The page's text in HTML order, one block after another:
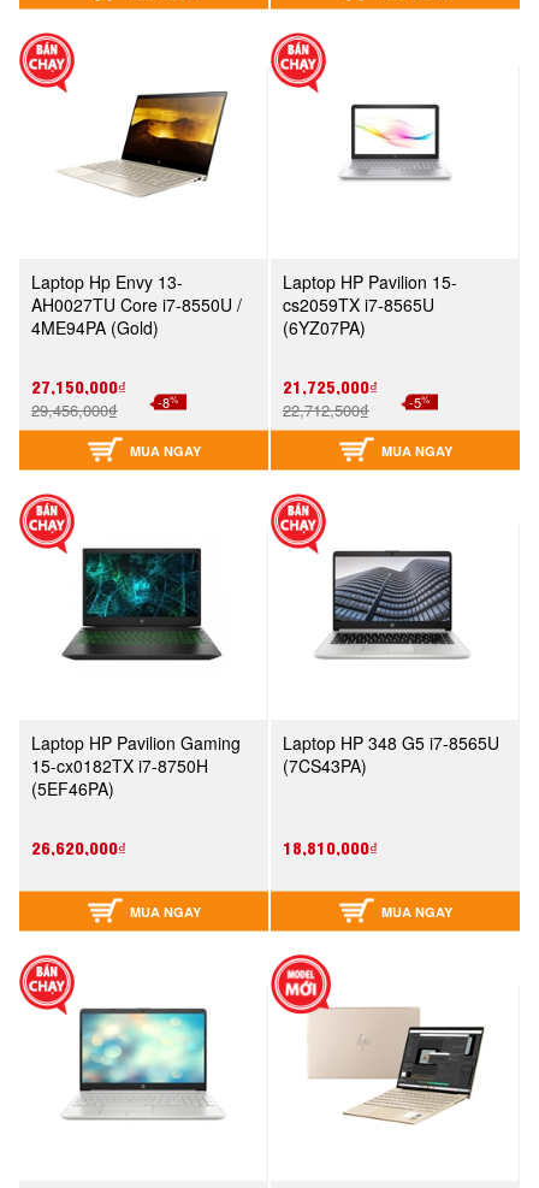
Laptop Hp Envy 13-
AH0027TU Core i7-8550U /
4ME94PA (Gold)
27,150,000₫
29,456,000₫ -8%
MUA NGAY
Laptop HP Pavilion 15-
cs2059TX i7-8565U
(6YZ07PA)
21,725,000₫
22,712,500₫ -5%
MUA NGAY
Laptop HP Pavilion Gaming
15-cx0182TX i7-8750H
(5EF46PA)
26,620,000₫
MUA NGAY
Laptop HP 348 G5 i7-8565U
(7CS43PA)
18,810,000₫
MUA NGAY